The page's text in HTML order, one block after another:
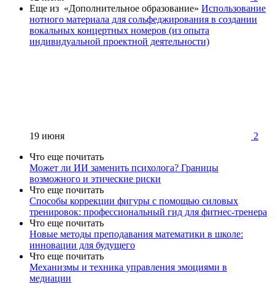
Еще из «Дополнительное образование» Использование
нотного материала для сольфеджирования в создании
вокальных концертных номеров (из опыта
индивидуальной проектной деятельности)
19 июня
2
Что еще почитать
Может ли ИИ заменить психолога? Границы
возможного и этические риски
Что еще почитать
Способы коррекции фигуры с помощью силовых
тренировок: профессиональный гид для фитнес-тренера
Что еще почитать
Новые методы преподавания математики в школе:
инновации для будущего
Что еще почитать
Механизмы и техника управления эмоциями в
медиации